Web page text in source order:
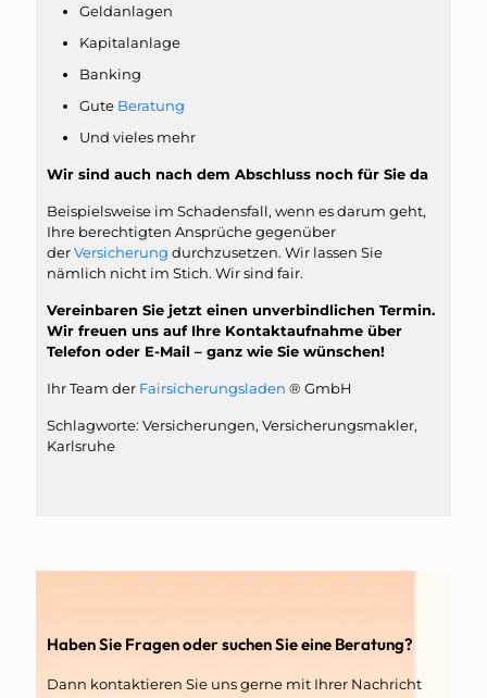
Geldanlagen
Kapitalanlage
Banking
Gute Beratung
Und vieles mehr
Wir sind auch nach dem Abschluss noch für Sie da
Beispielsweise im Schadensfall, wenn es darum geht,
Ihre berechtigten Ansprüche gegenüber
derVersicherung durchzusetzen. Wir lassen Sie
nämlich nicht im Stich. Wir sind fair.
Vereinbaren Sie jetzt einen unverbindlichen Termin.
Wir freuen uns auf Ihre Kontaktaufnahme über
Telefon oder E-Mail – ganz wie Sie wünschen!
Ihr Team der Fairsicherungsladen ® GmbH
Schlagworte: Versicherungen, Versicherungsmakler,
Karlsruhe
Haben Sie Fragen oder suchen Sie eine Beratung?
Dann kontaktieren Sie uns gerne mit Ihrer Nachricht